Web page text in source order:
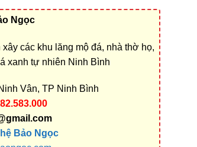
Ngọc
các khu lăng mộ đá, nhà thờ họ,
xanh tự nhiên Ninh Bình
Vân, TP Ninh Bình
Bảo Ngọc